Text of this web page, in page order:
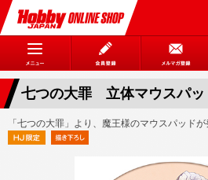
七つの大罪 立体マウスパ
「七つの大罪」より、魔王様のマウスパッドが